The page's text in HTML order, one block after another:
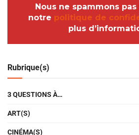
Nous ne spammons
notre politique de
plus
Rubrique(s)
3 QUESTIONS À…
ART(S)
CINÉMA(S)